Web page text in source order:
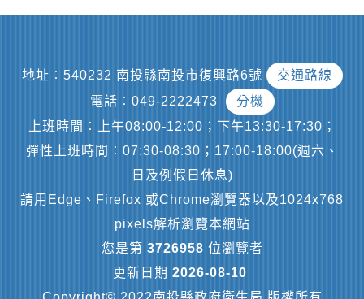
地址︰540232 南投縣南投市復興路6號
交通路線
電話︰049-2222473
分機
上班時間︰上午08:00-12:00；下午13:30-17:30；
彈性上班時間︰07:30-08:30；17:00-18:00(週六、
日及例假日休息)
請用Edge、Firefox 或Chrome瀏覽器以及1024x768
pixels解析瀏覽本網站
您是第 3726958 位瀏覽者
更新日期 2026-08-10